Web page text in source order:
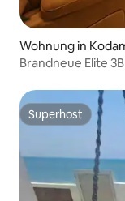
Wohnung in
Brandneue Elite
Superhost
Superhost